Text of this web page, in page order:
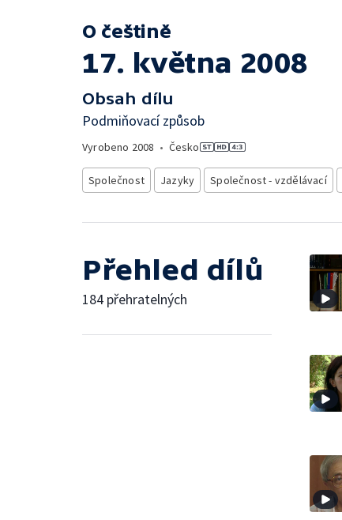
O češtině
17. května 2008
Obsah dílu
Podmiňovací způsob
Vyrobeno 2008 • Česko
Společnost Jazyky Společnost - vzdělávací
Přehled dílů
184 přehratelných